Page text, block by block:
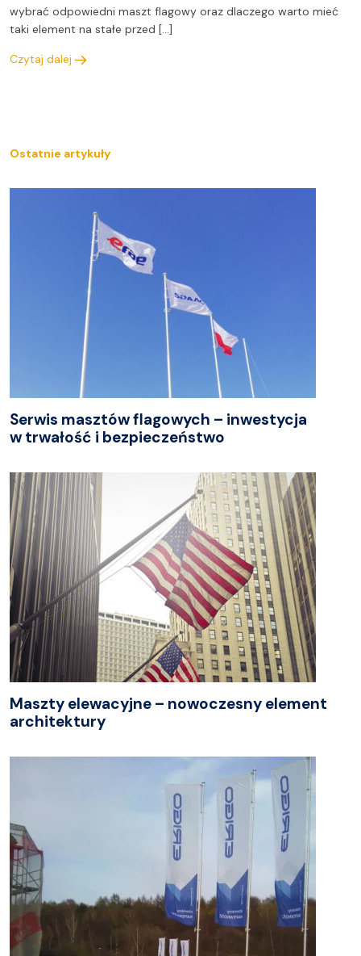
wybrać odpowiedni maszt flagowy oraz dlaczego warto mieć
taki element na stałe przed […]
Czytaj dalej
Ostatnie artykuły
Serwis masztów flagowych – inwestycja
w trwałość i bezpieczeństwo
Maszty elewacyjne – nowoczesny element
architektury